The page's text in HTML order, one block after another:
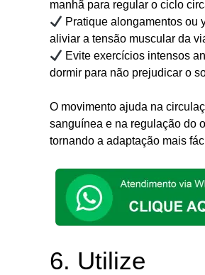
manhã para regular o ciclo
Pratique alongamentos ou
aliviar a tensão muscular da
Evite exercícios intensos
dormir para não prejudicar o
O movimento ajuda na
sanguínea e na regulação do
tornando a adaptação mais
6. Utilize